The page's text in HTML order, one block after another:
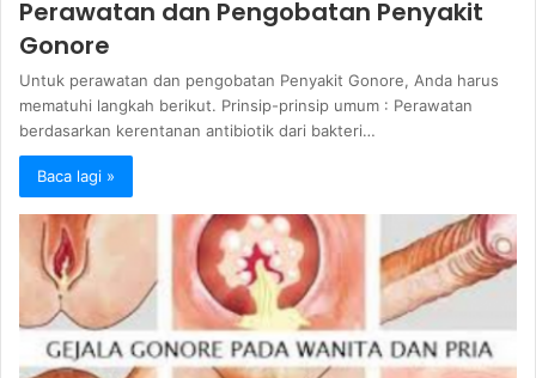
Perawatan dan Pengobatan Penyakit
Gonore
Untuk perawatan dan pengobatan Penyakit Gonore, Anda harus
mematuhi langkah berikut. Prinsip-prinsip umum : Perawatan
berdasarkan kerentanan antibiotik dari bakteri…
Baca lagi »